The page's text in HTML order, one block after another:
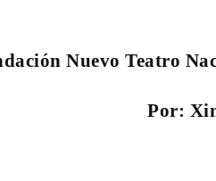
Nuevo Teatro
Por: